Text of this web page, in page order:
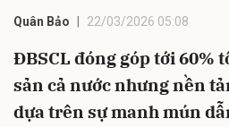
Quân Bảo 22/03/2026 05:08
ĐBSCL đóng góp tới 60%
sản cả nước nhưng nền
dựa trên sự manh mún